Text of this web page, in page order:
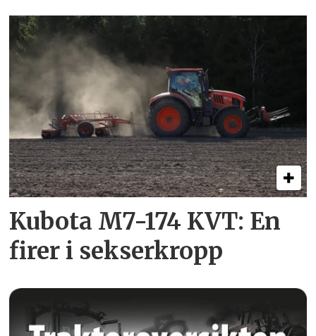
Kubota M7-174 KVT: En
firer i sekserkropp